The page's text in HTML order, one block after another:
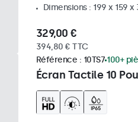
Dimensions : 199 x 159 x
329,00 €
394,80 € TTC
Écran Tactile 10
Référence : 10TS7 100+